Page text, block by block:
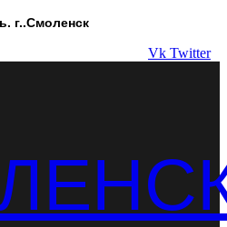
г..Смоленск
Vk Twitter